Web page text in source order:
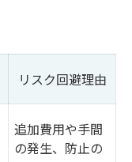
リスク回避理由
追加費用や手間
の発生、防止の